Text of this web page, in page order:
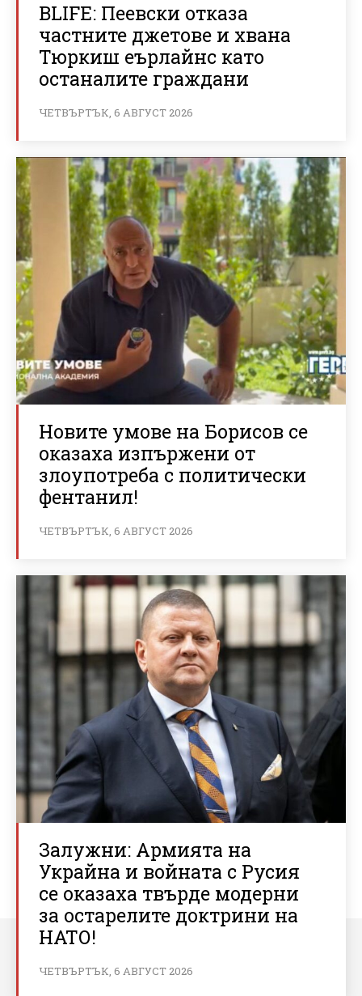
BLIFE: Пеевски отказа
частните джетове и хвана
Тюркиш еърлайнс като
останалите граждани
ЧЕТВЪРТЪК, 6 АВГУСТ 2026
Новите умове на Борисов се
оказаха изпържени от
злоупотреба с политически
фентанил!
ЧЕТВЪРТЪК, 6 АВГУСТ 2026
Залужни: Армията на
Украйна и войната с Русия
се оказаха твърде модерни
за остарелите доктрини на
НАТО!
ЧЕТВЪРТЪК, 6 АВГУСТ 2026